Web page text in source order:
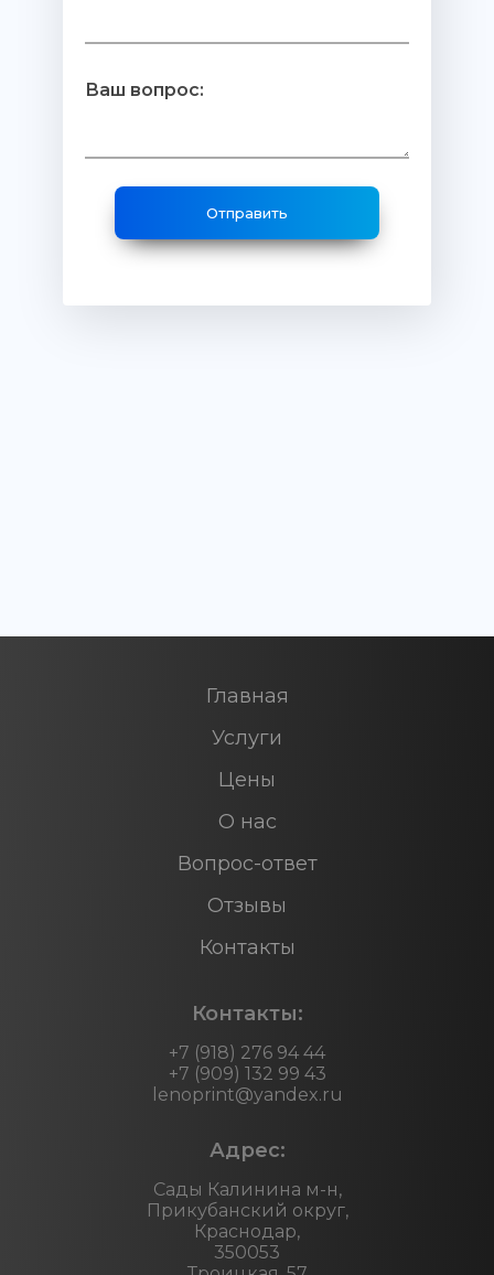
Ваш вопрос:
Контакты:
+7 (918) 276 94 44
+7 (909) 132 99 43
lenoprint@yandex.ru
Адрес:
Сады Калинина м-н,
Прикубанский округ,
Краснодар,
350053
Главная
Услуги
Цены
О нас
Вопрос-ответ
Отзывы
Контакты